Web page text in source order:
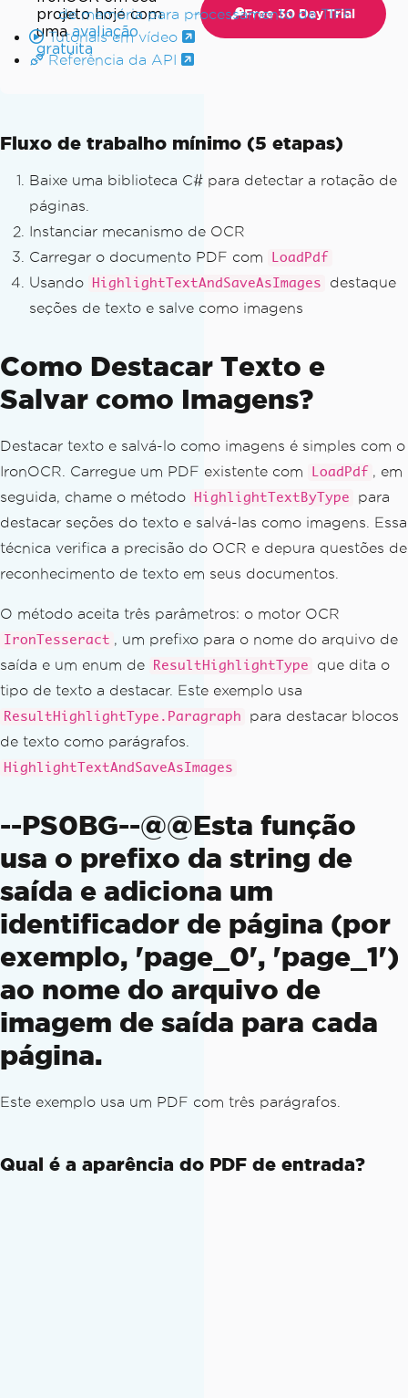
de memória para processamento de TIFF
Tutoriais em vídeo
Referência da API
projeto hoje com
umaavaliação
gratuita
Free 30 Day Trial
Fluxo de trabalho mínimo (5 etapas)
Baixe uma biblioteca C# para detectar a rotação de
páginas.
Instanciar mecanismo de OCR
Carregar o documento PDF com
LoadPdf
Usando HighlightTextAndSaveAsImages
destaque
seções de texto e salve como imagens
Como Destacar Texto e
Salvar como Imagens?
Destacar texto e salvá-lo como imagens é simples com o
IronOCR. Carregue um PDF existente com
LoadPdf , em
seguida, chame o método
HighlightTextByType
para
destacar seções do texto e salvá-las como imagens. Essa
técnica verifica a precisão do OCR e depura questões de
reconhecimento de texto em seus documentos.
O método aceita três parâmetros: o motor OCR
IronTesseract , um prefixo para o nome do arquivo de
saída e um enum de
ResultHighlightType
que dita o
tipo de texto a destacar. Este exemplo usa
ResultHighlightType.Paragraph
para destacar blocos
de texto como parágrafos.
HighlightTextAndSaveAsImages
--PS0BG--@@Esta função
usa o prefixo da string de
saída e adiciona um
identificador de página (por
exemplo, 'page_0', 'page_1')
ao nome do arquivo de
imagem de saída para cada
página.
Este exemplo usa um PDF com três parágrafos.
Qual é a aparência do PDF de entrada?